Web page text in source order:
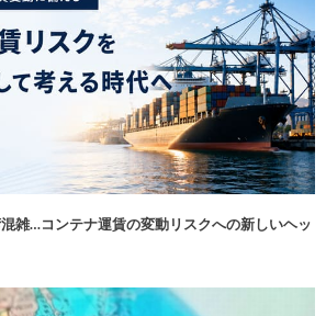
雑…コンテナ運賃の変動リスクへの新しいヘッ